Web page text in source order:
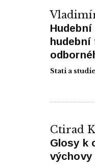
hudební
Stati a studie
Ctirad
Glosy k
výchovy